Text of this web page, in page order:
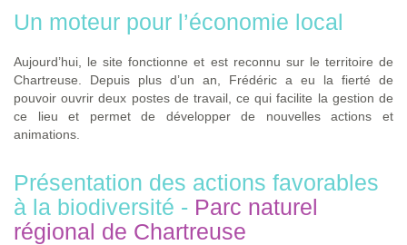
Un moteur pour l’économie local
Aujourd’hui, le site fonctionne et est reconnu sur le territoire de
Chartreuse. Depuis plus d’un an, Frédéric a eu la fierté de
pouvoir ouvrir deux postes de travail, ce qui facilite la gestion de
ce lieu et permet de développer de nouvelles actions et
animations.
Présentation des actions favorables
à la biodiversité - Parc naturel
régional de Chartreuse